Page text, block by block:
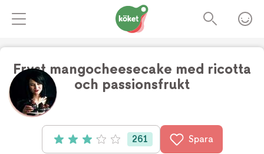
Fryst mangocheesecake med ricotta
och passionsfrukt
Betyg: 3.1 av 5 (261 röster)
261 Spara